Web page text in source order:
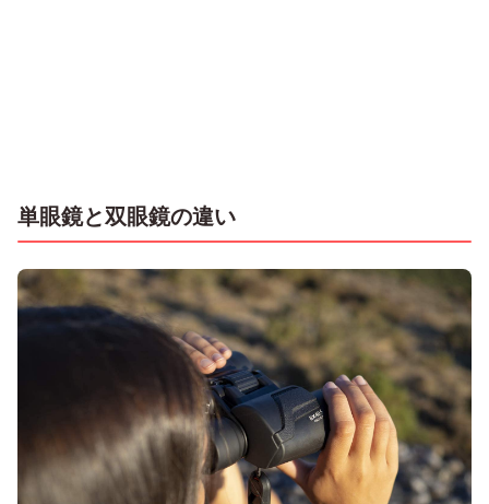
単眼鏡と双眼鏡の違い